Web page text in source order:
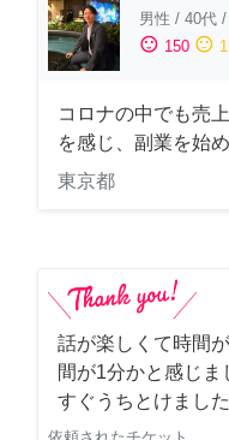
男性 / 40代 /
sentiment_satisfied 150 sentiment_neutral 1
コロナの中でも売
を感じ、副業を始
東京都
話が楽しくて時間
間が1分かと感じ
すぐうちとけまし